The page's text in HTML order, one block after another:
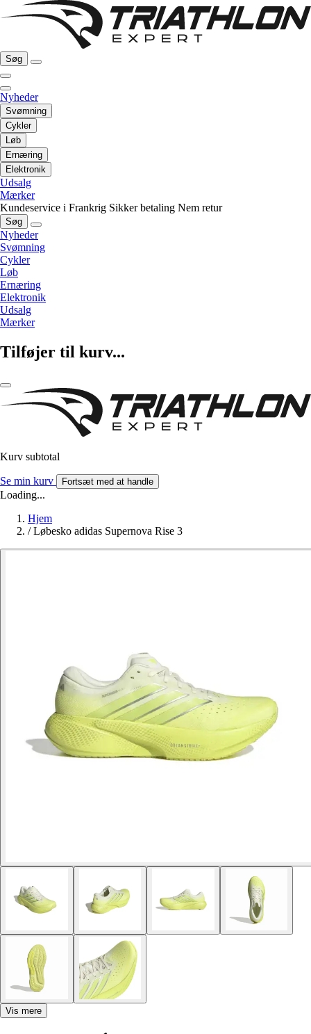
Søg
Nyheder
Svømning
Cykler
Løb
Ernæring
Elektronik
Udsalg
Mærker
Kundeservice i Frankrig Sikker betaling Nem retur
Søg
Nyheder
Svømning
Cykler
Løb
Ernæring
Elektronik
Udsalg
Mærker
Tilføjer til kurv...
Kurv subtotal
Se min kurv Fortsæt med at handle
Loading...
Hjem
/ Løbesko adidas Supernova Rise 3
Vis mere